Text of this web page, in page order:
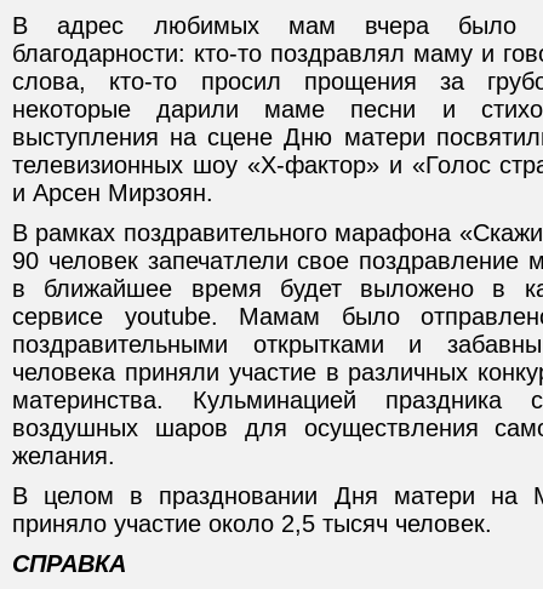
В адрес любимых мам вчера было
благодарности: кто-то поздравлял маму и
слова, кто-то просил прощения за
некоторые дарили маме песни и
выступления на сцене Дню матери
телевизионных шоу «Х-фактор» и «Голос
и Арсен Мирзоян.
В рамках поздравительного марафона
90 человек запечатлели свое поздравление
в ближайшее время будет выложено в
сервисе youtube. Мамам было
поздравительными открытками и
человека приняли участие в различных
материнства. Кульминацией праздника
воздушных шаров для осуществления
желания.
В целом в праздновании Дня матери на
приняло участие около 2,5 тысяч человек.
СПРАВКА